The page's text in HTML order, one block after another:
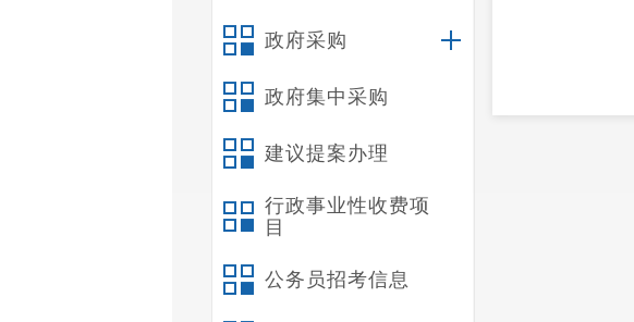
政府采购
政府集中采购
建议提案办理
行政事业性收费项
目
公务员招考信息